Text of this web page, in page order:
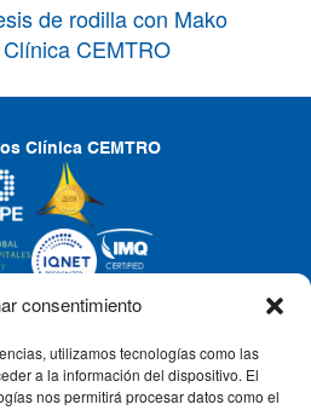
consentimiento
utilizamos tecnologías como las
a la información del dispositivo. El
nos permitirá procesar datos como el
de rodilla con Mako
CEMTRO
Clínica CEMTRO